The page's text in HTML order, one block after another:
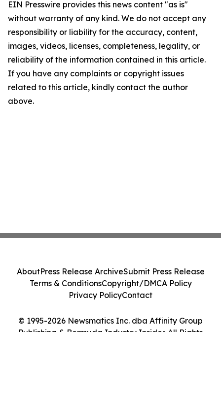
EIN Presswire provides this news content "as is"
without warranty of any kind. We do not accept any
responsibility or liability for the accuracy, content,
images, videos, licenses, completeness, legality, or
reliability of the information contained in this article.
If you have any complaints or copyright issues
related to this article, kindly contact the author
above.
© 1995-2026 Newsmatics Inc. dba Affinity Group
Publishing & Bermuda Industry Insider. All Rights
AboutPress Release ArchiveSubmit Press Release
Terms & ConditionsCopyright/DMCA Policy
Privacy PolicyContact